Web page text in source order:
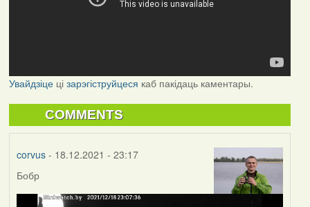
Увайдзіцеці зарэгіструйцеся каб пакідаць каментары.
COMMENTS
corvus- 18.12.2021 - 23:17
Бобр